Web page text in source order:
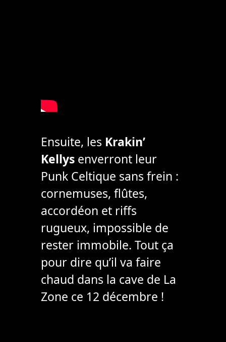
Ensuite, les Krakin’
Kellysenverront leur
Punk Celtique sans frein :
cornemuses, flûtes,
accordéon et riffs
rugueux, impossible de
rester immobile. Tout ça
pour dire qu’il va faire
chaud dans la cave de La
Zone ce 12 décembre !